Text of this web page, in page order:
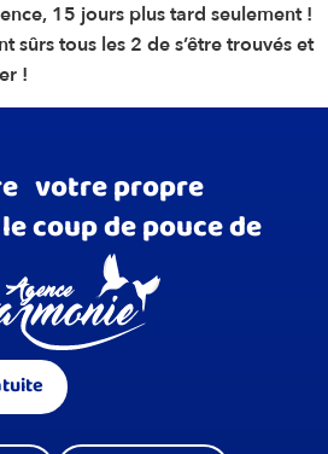
15 jours plus tard seulement !
sûrs tous les 2 de s’être trouvés et
!
votre propre
coup de pouce de